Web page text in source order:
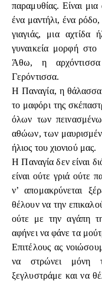
παραμυθίας. Είναι
ένα μαντήλι, ένα ρόδο,
γιαγιάς, μια
γυναικεία μορφή
Άθω, η
Γερόντισσα.
Η Παναγία, η θάλασσα
το μαφόρι της
όλων των
αθώων, των
ήλιος του χιονιού μας.
Η Παναγία δεν είναι
είναι ούτε γριά ούτε
ν’ απομακρύνεται
θέλουν να την
ούτε με την αγάπη
αφήνει να φάνε τα
Επιτέλους ας
να στρώνει μόνη
ξεγλυστράμε και να